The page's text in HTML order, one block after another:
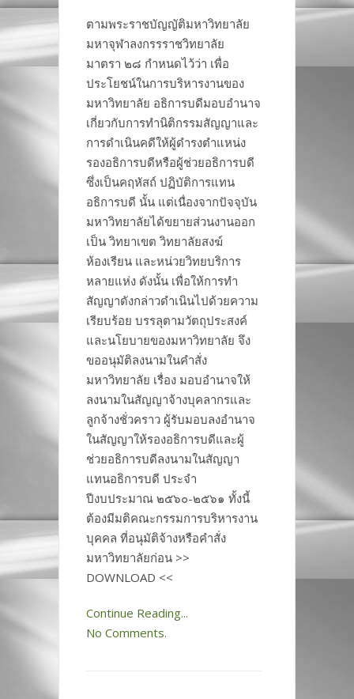
ตามพระราชบัญญัติมหาวิทยาลัย
มหาจุฬาลงกรรราชวิทยาลัย
มาตรา ๒๘ กำหนดไว้ว่า เพื่อ
ประโยชน์ในการบริหารงานของ
มหาวิทยาลัย อธิการบดีมอบอำนาจ
เกี่ยวกับการทำนิติกรรมสัญญาและ
การดำเนินคดีให้ผู้ดำรงตำแหน่ง
รองอธิการบดีหรือผู้ช่วยอธิการบดี
ซึ่งเป็นคฤหัสถ์ ปฏิบัติการแทน
อธิการบดี นั้น แต่เนื่องจากปัจจุบัน
มหาวิทยาลัยได้ขยายส่วนงานออก
เป็น วิทยาเขต วิทยาลัยสงฆ์
ห้องเรียน และหน่วยวิทยบริการ
หลายแห่ง ดังนั้น เพื่อให้การทำ
สัญญาดังกล่าวดำเนินไปด้วยความ
เรียบร้อย บรรลุตามวัตถุประสงค์
และนโยบายของมหาวิทยาลัย จึง
ขออนุมัติลงนามในคำสั่ง
มหาวิทยาลัย เรื่อง มอบอำนาจให้
ลงนามในสัญญาจ้างบุคลากรและ
ลูกจ้างชั่วคราว ผู้รับมอบลงอำนาจ
ในสัญญาให้รองอธิการบดีและผู้
ช่วยอธิการบดีลงนามในสัญญา
แทนอธิการบดี ประจำ
ปีงบประมาณ ๒๕๖๐-๒๕๖๑ ทั้งนี้
ต้องมีมติคณะกรรมการบริหารงาน
บุคคล ที่อนุมัติจ้างหรือคำสั่ง
มหาวิทยาลัยก่อน >>
DOWNLOAD <<
Continue Reading...
No Comments.